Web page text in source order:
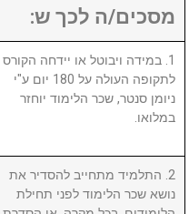
מסכים/ה לכך ש:
1. במידה ויבוטל או יידחה הקורס
לתקופה העולה על 180 יום ע"י
ניומן סנטר, שכר הלימוד יוחזר
במלואו.
2. התלמיד מתחייב להסדיר את
נושא שכר הלימוד לפני תחילת